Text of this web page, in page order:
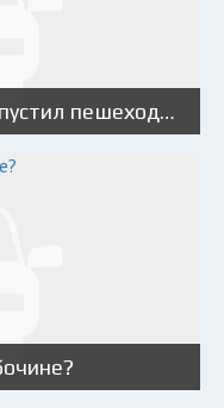
Какой штраф, если не пропустил пешехода?